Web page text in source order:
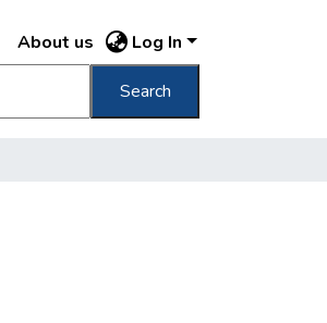
About us Log In
Search